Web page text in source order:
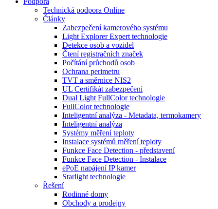
Technická podpora Online
Články
Zabezpečení kamerového systému
Light Explorer Expert technologie
Detekce osob a vozidel
Čtení registračních značek
Počítání průchodů osob
Ochrana perimetru
TVT a směrnice NIS2
UL Certifikát zabezpečení
Dual Light FullColor technologie
FullColor technologie
Inteligentní analýza - Metadata, termokamery
Inteligentní analýza
Systémy měření teploty
Instalace systémů měření teploty
Funkce Face Detection - představení
Funkce Face Detection - Instalace
ePoE napájení IP kamer
Starlight technologie
Řešení
Rodinné domy
Obchody a prodejny